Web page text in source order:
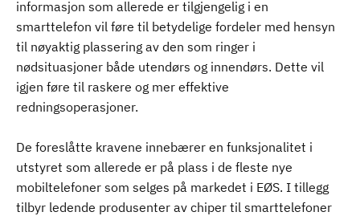
informasjon som allerede er tilgjengelig i en
smarttelefon vil føre til betydelige fordeler med hensyn
til nøyaktig plassering av den som ringer i
nødsituasjoner både utendørs og innendørs. Dette vil
igjen føre til raskere og mer effektive
redningsoperasjoner.
De foreslåtte kravene innebærer en funksjonalitet i
utstyret som allerede er på plass i de fleste nye
mobiltelefoner som selges på markedet i EØS. I tillegg
tilbyr ledende produsenter av chiper til smarttelefoner